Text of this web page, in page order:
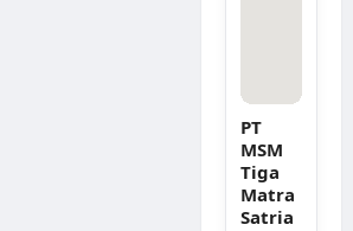
PT
MSM
Tiga
Matra
Satria